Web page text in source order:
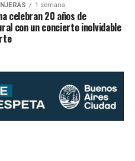
1 semana
celebran 20 años de
con un concierto inolvidable